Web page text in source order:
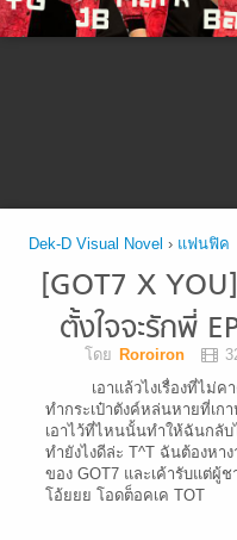
Dek-D Visual Novel › แฟนฟิค
[GOT7 X
ตั้งใจจะรักพี่
โดย Roroiron
เอาแล้วไงเรื่องที่ไม่
ทำกระเป๋าตังค์หล่นหายที่เ
เอาไว้ที่ไหนนั้นทำให้ฉันกลับ
ทำยังไงดีล่ะ T^T ฉันต้องหา
ของ GOT7 และเค้ารับแต่ผู้
โอ้ยยย โอดต็อคเค TOT